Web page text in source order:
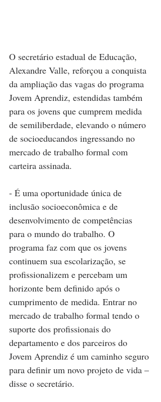
O secretário estadual de Educação,
Alexandre Valle, reforçou a conquista
da ampliação das vagas do programa
Jovem Aprendiz, estendidas também
para os jovens que cumprem medida
de semiliberdade, elevando o número
de socioeducandos ingressando no
mercado de trabalho formal com
carteira assinada.
- É uma oportunidade única de
inclusão socioeconômica e de
desenvolvimento de competências
para o mundo do trabalho. O
programa faz com que os jovens
continuem sua escolarização, se
profissionalizem e percebam um
horizonte bem definido após o
cumprimento de medida. Entrar no
mercado de trabalho formal tendo o
suporte dos profissionais do
departamento e dos parceiros do
Jovem Aprendiz é um caminho seguro
para definir um novo projeto de vida –
disse o secretário.